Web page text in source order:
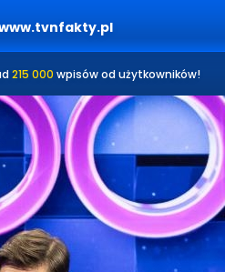
215 000 wpisów od użytkowników!